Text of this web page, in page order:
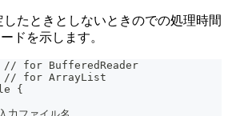
たときとしないときのでの処理時間
ドを示します。
for BufferedReader
for ArrayList
{